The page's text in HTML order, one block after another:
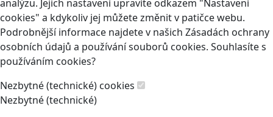
analýzu. Jejich nastavení upravíte odkazem "Nastavení
cookies" a kdykoliv jej můžete změnit v patičce webu.
Podrobnější informace najdete v našich Zásadách ochrany
osobních údajů a používání souborů cookies. Souhlasíte s
používáním cookies?
Nezbytné (technické) cookies
Nezbytné (technické)